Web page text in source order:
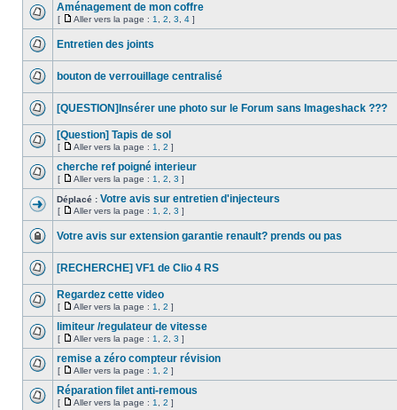
Aménagement de mon coffre
[ Aller vers la page : 1 2 3 4 ]
Entretien des joints
bouton de verrouillage centralisé
[QUESTION]Insérer une photo sur le Forum sans Imageshack ???
[Question] Tapis de sol
[ Aller vers la page : 1 2 ]
cherche ref poigné interieur
[ Aller vers la page : 1 2 3 ]
Déplacé : Votre avis sur entretien d'injecteurs
[ Aller vers la page : 1 2 3 ]
Votre avis sur extension garantie renault? prends ou pas
[RECHERCHE] VF1 de Clio 4 RS
Regardez cette video
[ Aller vers la page : 1 2 ]
limiteur /regulateur de vitesse
[ Aller vers la page : 1 2 3 ]
remise a zéro compteur révision
[ Aller vers la page : 1 2 ]
Réparation filet anti-remous
[ Aller vers la page : 1 2 ]